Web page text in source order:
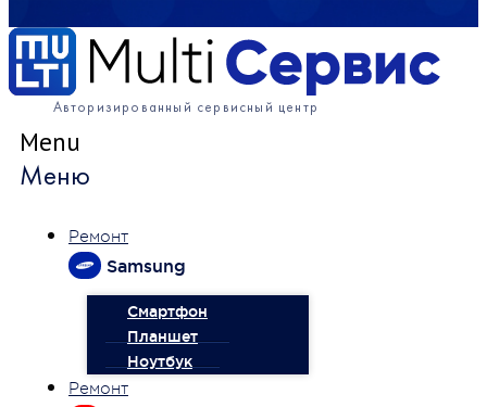
Авторизированный сервисный центр
Menu
Меню
Ремонт
Samsung
Смартфон
Планшет
Ноутбук
Ремонт